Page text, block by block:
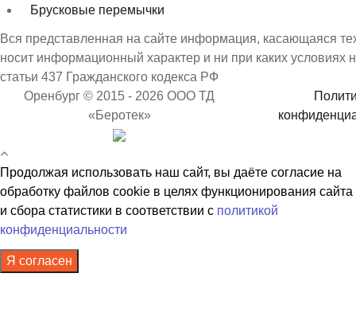
Брусковые перемычки
Вся представленная на сайте информация, касающаяся
носит информационный характер и ни при каких
статьи 437 Гражданского кодекса РФ
Оренбург © 2015 - 2026 ООО ТД
«Беротек»
Продолжая использовать наш сайт, вы даёте согласие на
обработку файлов cookie в целях функционирования сайта
и сбора статистики в соответствии с политикой
конфиденциальности
Я согласен